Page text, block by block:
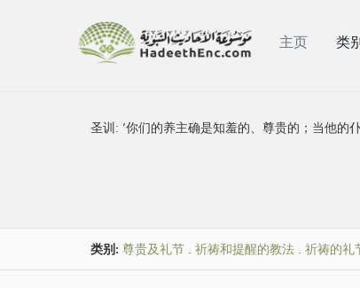
主页 类
圣训: ‘你们的养主确是知羞的、尊贵的；当他的
类别: 尊贵及礼节 . 祈祷和提醒的教法 . 祈祷的礼